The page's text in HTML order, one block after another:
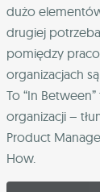
dużo
drugiej
pomiędzy
organizacjach
To “In
organizacji –
Product
How.